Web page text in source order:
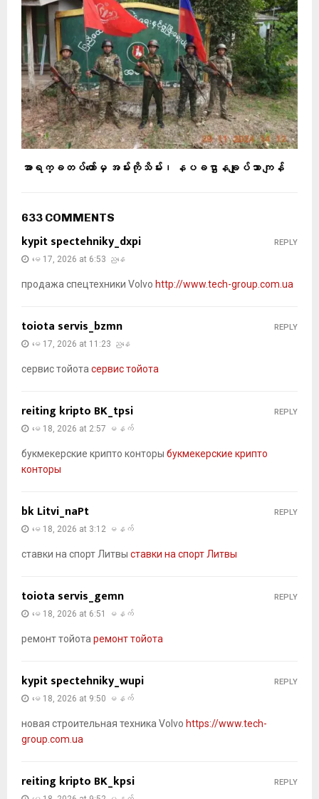
အာရက္ခတပ်တော်မှ အမ်းကိုသိမ်း၊ နပခဌာနချုပ်သာ ကျန်
633 COMMENTS
kypit spectehniky_dxpi
မေ 17, 2026 at 6:53 ညနေ
продажа спецтехники Volvo http://www.tech-group.com.ua
REPLY
toiota servis_bzmn
မေ 17, 2026 at 11:23 ညနေ
сервис тойота сервис тойота
REPLY
reiting kripto BK_tpsi
မေ 18, 2026 at 2:57 မနက်
букмекерские крипто конторы букмекерские крипто
конторы
REPLY
bk Litvi_naPt
မေ 18, 2026 at 3:12 မနက်
ставки на спорт Литвы ставки на спорт Литвы
REPLY
toiota servis_gemn
မေ 18, 2026 at 6:51 မနက်
ремонт тойота ремонт тойота
REPLY
kypit spectehniky_wupi
မေ 18, 2026 at 9:50 မနက်
новая строительная техника Volvo https://www.tech-
group.com.ua
REPLY
reiting kripto BK_kpsi REPLY